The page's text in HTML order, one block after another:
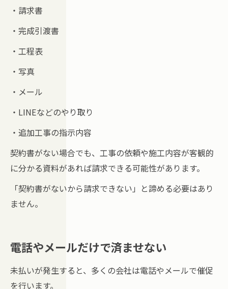
・請求書
・完成引渡書
・工程表
・写真
・メール
・LINEなどのやり取り
・追加工事の指示内容
契約書がない場合でも、工事の依頼や施工内容が客観的
に分かる資料があれば請求できる可能性があります。
「契約書がないから請求できない」と諦める必要はあり
ません。
電話やメールだけで済ませない
未払いが発生すると、多くの会社は電話やメールで催促
を行います。